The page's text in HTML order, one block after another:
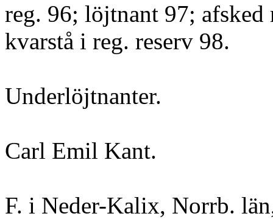
reg. 96; löjtnant 97;
kvarstå i reg. reserv 98.
Underlöjtnanter.
Carl Emil Kant.
F. i Neder-Kalix, Norrb.